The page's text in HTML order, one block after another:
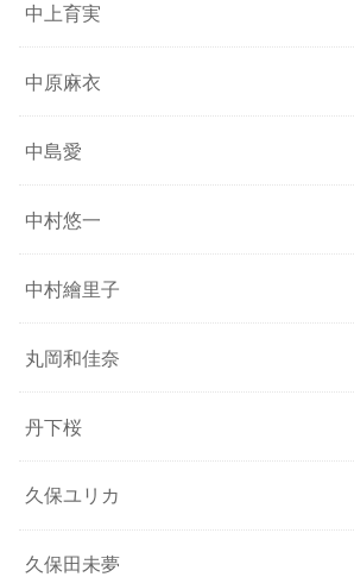
中上育実
中原麻衣
中島愛
中村悠一
中村繪里子
丸岡和佳奈
丹下桜
久保ユリカ
久保田未夢